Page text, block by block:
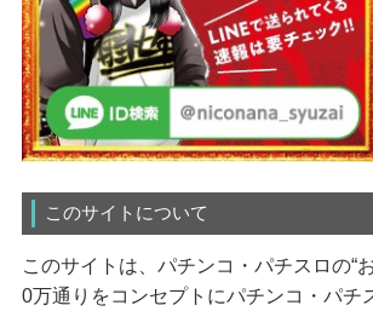
このサイトについて
このサイトは、パチンコ・パチスロの“
0万通りをコンセプトにパチンコ・パチ